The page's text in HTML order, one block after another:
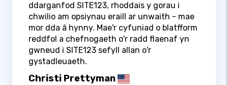
ddarganfod SITE123, rhoddais y gorau i
chwilio am opsiynau eraill ar unwaith - mae
mor dda â hynny. Mae'r cyfuniad o blatfform
reddfol a chefnogaeth o'r radd flaenaf yn
gwneud i SITE123 sefyll allan o'r
gystadleuaeth.
Christi Prettyman